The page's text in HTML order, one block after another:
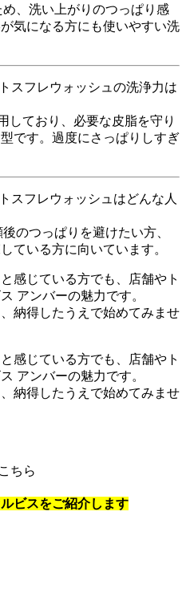
、洗い上がりのつっぱり感
気になる方にも使いやすい洗
スフレウォッシュの洗浄力は
しており、必要な皮脂を守り
です。過度にさっぱりしすぎ
スフレウォッシュはどんな人
のつっぱりを避けたい方、
ている方に向いています。
感じている方でも、店舗やト
アンバーの魅力です。
納得したうえで始めてみませ
感じている方でも、店舗やト
アンバーの魅力です。
納得したうえで始めてみませ
ちら
ビスをご紹介します